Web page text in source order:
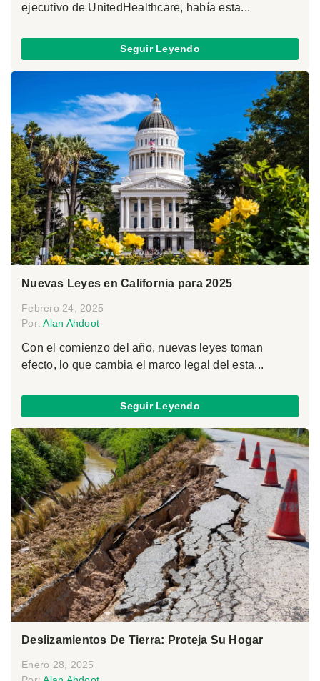
ejecutivo de UnitedHealthcare, había esta...
Seguir Leyendo
Nuevas Leyes en California para 2025
Febrero 24, 2025
Por:Alan Ahdoot
Con el comienzo del año, nuevas leyes toman
efecto, lo que cambia el marco legal del esta...
Seguir Leyendo
Deslizamientos De Tierra: Proteja Su Hogar
Enero 28, 2025